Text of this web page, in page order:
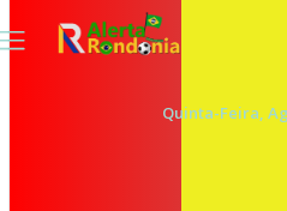
Quinta-Feira,